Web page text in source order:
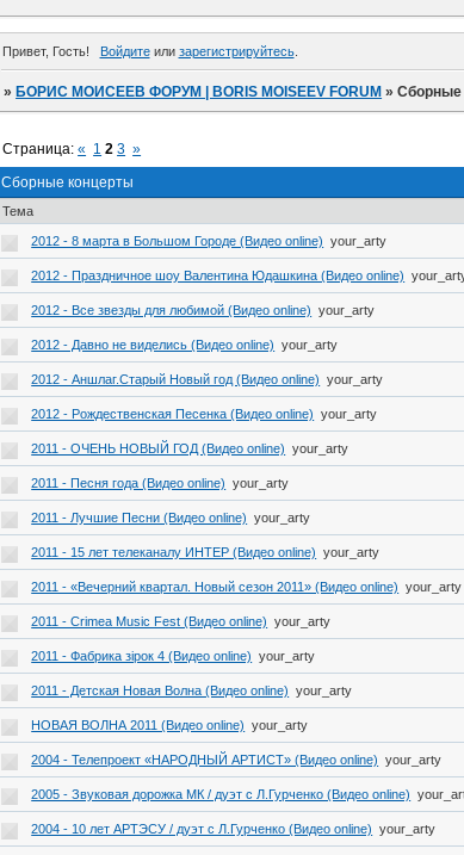
Привет, Гость! Войдитеили зарегистрируйтесь.
»БОРИС МОИСЕЕВ ФОРУМ | BORIS MOISEEV FORUM »Сборные
Сборные концерты
Страница:« 1 2 3 »
Тема
2012 - 8 марта в Большом Городе (Видео online) your_arty
2012 - Праздничное шоу Валентина Юдашкина (Видео online)
2012 - Все звезды для любимой (Видео online) your_arty
2012 - Давно не виделись (Видео online) your_arty
2012 - Аншлаг.Старый Новый год (Видео online) your_arty
2012 - Рождественская Песенка (Видео online) your_arty
2011 - ОЧЕНЬ НОВЫЙ ГОД (Видео online) your_arty
2011 - Песня года (Видео online) your_arty
2011 - Лучшие Песни (Видео online) your_arty
2011 - 15 лет телеканалу ИНТЕР (Видео online) your_arty
2011 - «Вечерний квартал. Новый сезон 2011» (Видео online) your_arty
2011 - Crimea Music Fest (Видео online) your_arty
2011 - Фабрика зірок 4 (Видео online) your_arty
2011 - Детская Новая Волна (Видео online) your_arty
НОВАЯ ВОЛНА 2011 (Видео online) your_arty
2004 - Телепроект «НАРОДНЫЙ АРТИСТ» (Видео online) your_arty
2005 - Звуковая дорожка МК / дуэт с Л.Гурченко (Видео online)
2004 - 10 лет АРТЭСУ / дуэт с Л.Гурченко (Видео online) your_arty